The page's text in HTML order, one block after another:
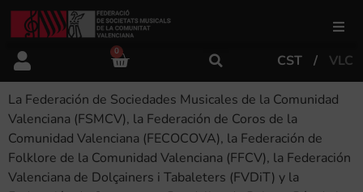
FSMCV
Áreas de gestión
Área educativa
0
CST VLC
La Federación de Sociedades Musicales de la Comunidad
Valenciana (FSMCV), la Federación de Coros de la
Comunidad Valenciana (FECOCOVA), la Federación de
Folklore de la Comunidad Valenciana (FFCV), la Federación
Valenciana de Dolçainers i Tabaleters (FVDiT) y la